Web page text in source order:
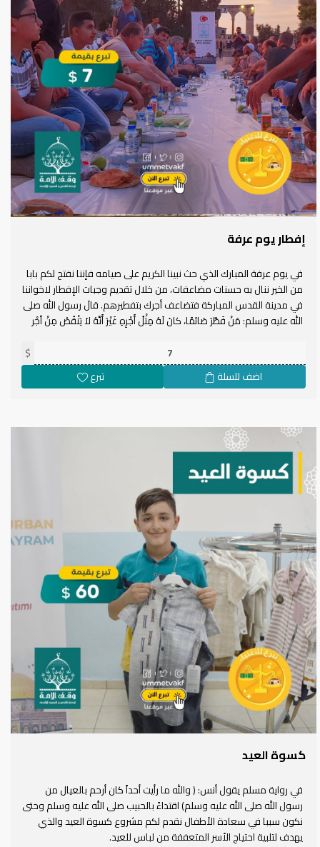
إفطار يوم عرفة
في يوم عرفة المبارك الذي حث نبينا الكريم على صيامه فإننا نفتح لكم بابا
من الخير ننال به حسنات مضاعفات، من خلال تقديم وجبات الإفطار لاخواننا
في مدينة القدس المباركة فتضاعف أجرك بتفطيرهم. قالَ رسول الله صلى
الله عليه وسلم: مَنْ فَطَّرَ صَائمًا، كانَ لَهُ مِثْلُ أَجْرِهِ غَيْرَ أَنَّهُ لاَ يَنْقُصُ مِنْ أجْر
$
اضف للسلة تبرع
كسوة العيد
في رواية مسلم يقول أنس: ( والله ما رأيت أحداً كان أرحم بالعيال من
رسول الله صلى الله عليه وسلم) اقتداءً بالحبيب صلى الله عليه وسلم وحتى
نكون سببا في سعادة الأطفال نقدم لكم مشروع كسوة العيد والذي
يهدف لتلبية احتياج الأسر المتعففة من لباس للعيد.